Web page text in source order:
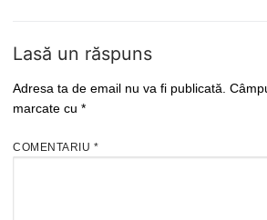
Lasă un răspuns
Adresa ta de email nu va fi publicată.
marcate cu *
COMENTARIU *